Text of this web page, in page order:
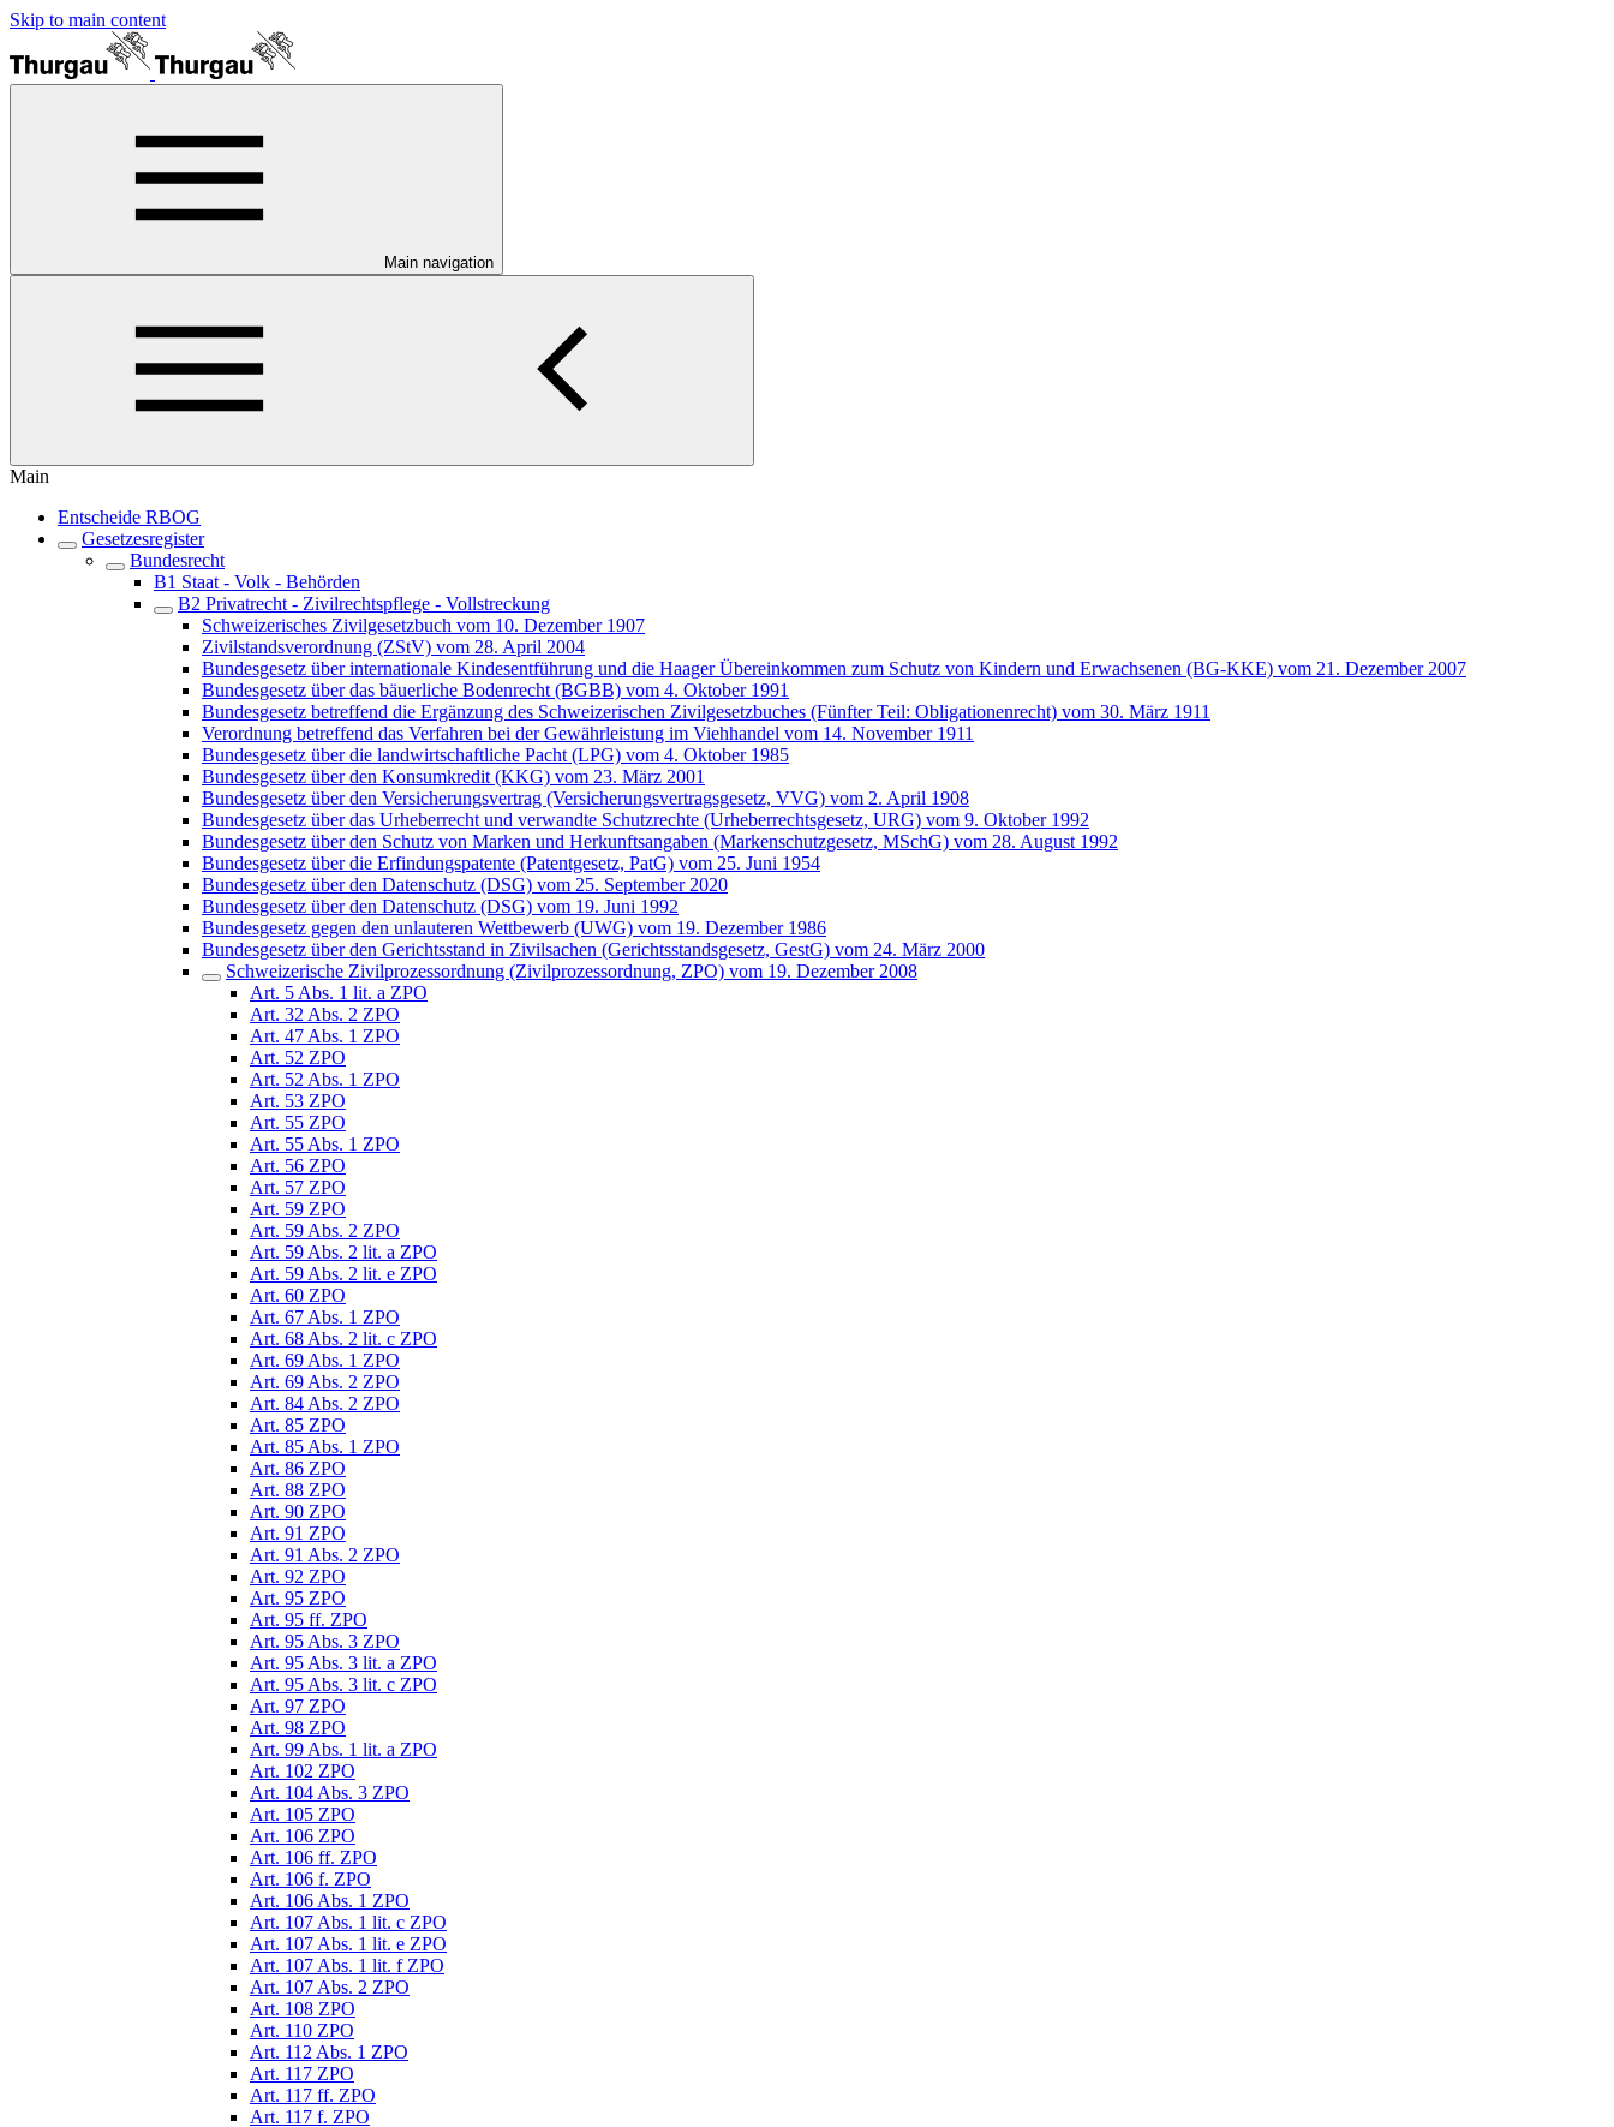
Skip to main content
Main navigation
Main
Entscheide RBOG
Gesetzesregister
Bundesrecht
B1 Staat - Volk - Behörden
B2 Privatrecht - Zivilrechtspflege - Vollstreckung
Schweizerisches Zivilgesetzbuch vom 10. Dezember 1907
Zivilstandsverordnung (ZStV) vom 28. April 2004
Bundesgesetz über internationale Kindesentführung und die Haager Übereinkommen zum Schutz von Kindern und Erwachsenen (BG-KKE) vom 21. Dezember 2007
Bundesgesetz über das bäuerliche Bodenrecht (BGBB) vom 4. Oktober 1991
Bundesgesetz betreffend die Ergänzung des Schweizerischen Zivilgesetzbuches (Fünfter Teil: Obligationenrecht) vom 30. März 1911
Verordnung betreffend das Verfahren bei der Gewährleistung im Viehhandel vom 14. November 1911
Bundesgesetz über die landwirtschaftliche Pacht (LPG) vom 4. Oktober 1985
Bundesgesetz über den Konsumkredit (KKG) vom 23. März 2001
Bundesgesetz über den Versicherungsvertrag (Versicherungsvertragsgesetz, VVG) vom 2. April 1908
Bundesgesetz über das Urheberrecht und verwandte Schutzrechte (Urheberrechtsgesetz, URG) vom 9. Oktober 1992
Bundesgesetz über den Schutz von Marken und Herkunftsangaben (Markenschutzgesetz, MSchG) vom 28. August 1992
Bundesgesetz über die Erfindungspatente (Patentgesetz, PatG) vom 25. Juni 1954
Bundesgesetz über den Datenschutz (DSG) vom 25. September 2020
Bundesgesetz über den Datenschutz (DSG) vom 19. Juni 1992
Bundesgesetz gegen den unlauteren Wettbewerb (UWG) vom 19. Dezember 1986
Bundesgesetz über den Gerichtsstand in Zivilsachen (Gerichtsstandsgesetz, GestG) vom 24. März 2000
Schweizerische Zivilprozessordnung (Zivilprozessordnung, ZPO) vom 19. Dezember 2008
Art. 5 Abs. 1 lit. a ZPO
Art. 32 Abs. 2 ZPO
Art. 47 Abs. 1 ZPO
Art. 52 ZPO
Art. 52 Abs. 1 ZPO
Art. 53 ZPO
Art. 55 ZPO
Art. 55 Abs. 1 ZPO
Art. 56 ZPO
Art. 57 ZPO
Art. 59 ZPO
Art. 59 Abs. 2 ZPO
Art. 59 Abs. 2 lit. a ZPO
Art. 59 Abs. 2 lit. e ZPO
Art. 60 ZPO
Art. 67 Abs. 1 ZPO
Art. 68 Abs. 2 lit. c ZPO
Art. 69 Abs. 1 ZPO
Art. 69 Abs. 2 ZPO
Art. 84 Abs. 2 ZPO
Art. 85 ZPO
Art. 85 Abs. 1 ZPO
Art. 86 ZPO
Art. 88 ZPO
Art. 90 ZPO
Art. 91 ZPO
Art. 91 Abs. 2 ZPO
Art. 92 ZPO
Art. 95 ZPO
Art. 95 ff. ZPO
Art. 95 Abs. 3 ZPO
Art. 95 Abs. 3 lit. a ZPO
Art. 95 Abs. 3 lit. c ZPO
Art. 97 ZPO
Art. 98 ZPO
Art. 99 Abs. 1 lit. a ZPO
Art. 102 ZPO
Art. 104 Abs. 3 ZPO
Art. 105 ZPO
Art. 106 ZPO
Art. 106 ff. ZPO
Art. 106 f. ZPO
Art. 106 Abs. 1 ZPO
Art. 107 Abs. 1 lit. c ZPO
Art. 107 Abs. 1 lit. e ZPO
Art. 107 Abs. 1 lit. f ZPO
Art. 107 Abs. 2 ZPO
Art. 108 ZPO
Art. 110 ZPO
Art. 112 Abs. 1 ZPO
Art. 117 ZPO
Art. 117 ff. ZPO
Art. 117 f. ZPO